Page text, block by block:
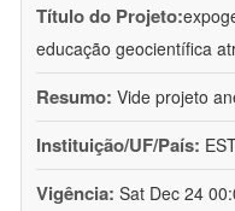
Título do Projeto:
educação geocientífica
Resumo: Vide projeto
Instituição/UF/País:
Vigência: Sat Dec 24